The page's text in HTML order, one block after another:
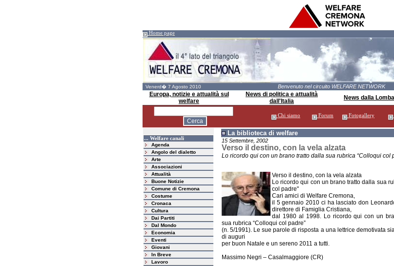
Home page
Venerd� 7 Agosto 2010 Benvenuto nel circuito WELFARE NETWORK
Europa, notizie e attualità sul
welfare
News di politica e attualità
dall'Italia
News dalla
Chi siamo Forum Fotogallery
... Welfare canali
Agenda
Angolo del dialetto
Arte
Associazioni
Attualità
Buone Notizie
Comune di Cremona
Costume
Cronaca
Cultura
Dai Partiti
Dal Mondo
Economia
Eventi
Giovani
In Breve
Lavoro
La biblioteca di welfare
15 Settembre, 2002
Verso il destino, con la vela alzata
Lo ricordo qui con un brano tratto dalla sua rubrica “Colloqui col
Verso il destino, con la vela alzata
Lo ricordo qui con un brano tratto dalla sua
col padre"
Cari amici di Welfare Cremona,
il 5 gennaio 2010 ci ha lasciato don
direttore di Famiglia Cristiana,
dal 1980 al 1998. Lo ricordo qui con un
sua rubrica “Colloqui col padre”
(n. 5/1991). Le sue parole di risposta a una lettrice demotivata
di auguri
per buon Natale e un sereno 2011 a tutti.
Massimo Negri – Casalmaggiore (CR)